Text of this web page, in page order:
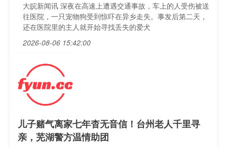
大皖新闻讯 深夜在高速上遭遇交通事故，车上的人受伤被送
往医院，一只宠物狗受到惊吓在异乡走失。事发后第二天，
还在医院里的主人就开始寻找丢失的爱犬
2026-08-06 15:42:00
儿子赌气离家七年杳无音信！台州老人千里寻
亲，芜湖警方温情助团